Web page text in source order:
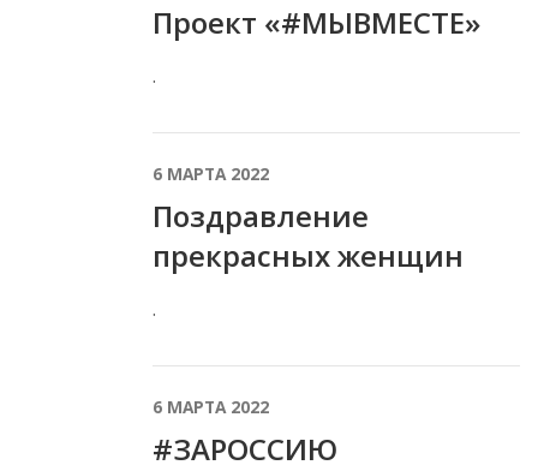
Проект «#МЫВМЕСТЕ»
.
6 МАРТА 2022
Поздравление
прекрасных женщин
.
6 МАРТА 2022
#ЗАРОССИЮ